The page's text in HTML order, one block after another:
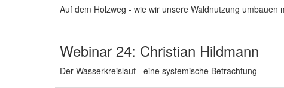
Auf dem Holzweg - wie wir unsere Waldnutzung umbauen
Webinar 24: Christian Hildmann
Der Wasserkreislauf - eine systemische Betrachtung